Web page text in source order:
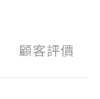
顧客評價